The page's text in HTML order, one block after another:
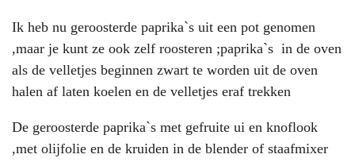
Ik heb nu geroosterde paprika`s uit een pot genomen
,maar je kunt ze ook zelf roosteren ;paprika`s in de oven
als de velletjes beginnen zwart te worden uit de oven
halen af laten koelen en de velletjes eraf trekken
De geroosterde paprika`s met gefruite ui en knoflook
,met olijfolie en de kruiden in de blender of staafmixer